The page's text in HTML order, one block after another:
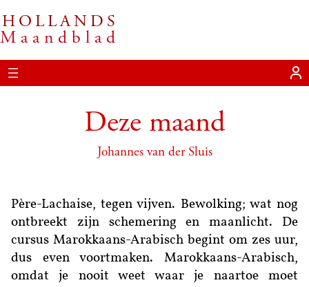
Ga
naar
de
inhoud
HOLLANDS
Maandblad
Deze maand
Johannes van der Sluis
Père-Lachaise, tegen vijven. Bewolking; wat nog
ontbreekt zijn schemering en maanlicht. De
cursus Marokkaans-Arabisch begint om zes uur,
dus even voortmaken. Marokkaans-Arabisch,
omdat je nooit weet waar je naartoe moet